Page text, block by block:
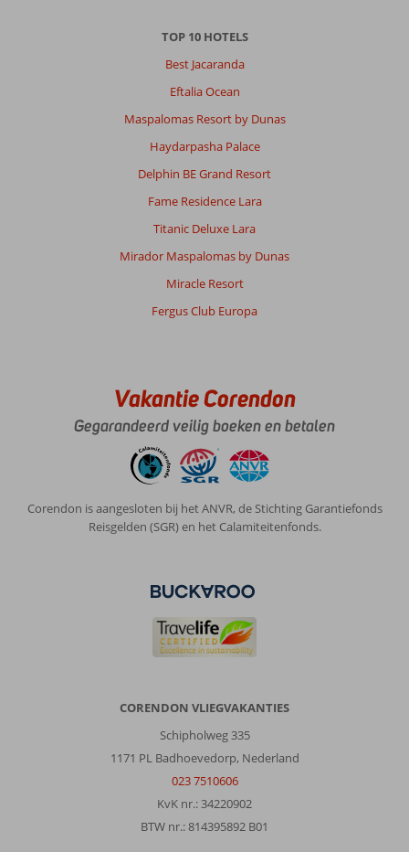
TOP 10 HOTELS
Best Jacaranda
Eftalia Ocean
Maspalomas Resort by Dunas
Haydarpasha Palace
Delphin BE Grand Resort
Fame Residence Lara
Titanic Deluxe Lara
Mirador Maspalomas by Dunas
Miracle Resort
Fergus Club Europa
Vakantie Corendon
Gegarandeerd veilig boeken en betalen
Corendon is aangesloten bij het ANVR, de Stichting Garantiefonds
Reisgelden (SGR) en het Calamiteitenfonds.
CORENDON VLIEGVAKANTIES
Schipholweg 335
1171 PL Badhoevedorp, Nederland
023 7510606
KvK nr.: 34220902
BTW nr.: 814395892 B01